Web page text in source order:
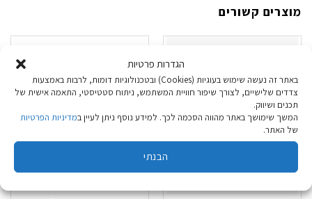
הגדרות פרטיות
באתר זה נעשה שימוש בעוגיות (Cookies) ובטכנולוגיות דומות, לרבות באמצעות
צדדים שלישיים, לצורך שיפור חוויית המשתמש, ניתוח סטטיסטי, התאמה אישית של
תכנים ושיווק.
המשך שימושך באתר מהווה הסכמה לכך. למידע נוסף ניתן לעיין במדיניות הפרטיות
של האתר.
הבנתי
מוצרים קשורים